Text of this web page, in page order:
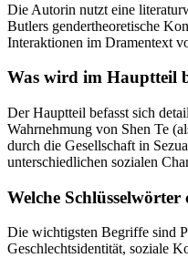
Die Autorin nutzt eine
Butlers gendertheoretische
Interaktionen im Dramentext
Was wird im Hauptteil
Der Hauptteil befasst sich
Wahrnehmung von Shen Te
durch die Gesellschaft in
unterschiedlichen sozialen
Welche
Die wichtigsten Begriffe sind
Geschlechtsidentität, soziale